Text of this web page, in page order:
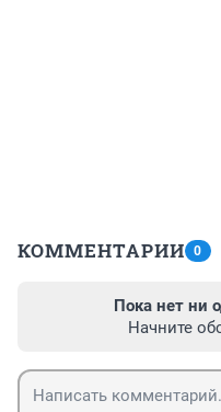
КОММЕНТАРИИ 0
Пока нет ни
Начните